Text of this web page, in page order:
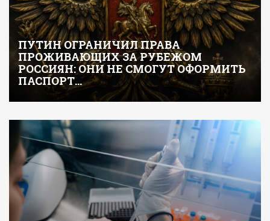
ПУТИН ОГРАНИЧИЛ ПРАВА
ПРОЖИВАЮЩИХ ЗА РУБЕЖОМ
РОССИЯН: ОНИ НЕ СМОГУТ ОФОРМИТЬ
ПАСПОРТ…